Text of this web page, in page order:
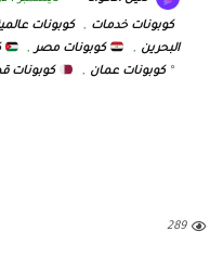
كوبونات خدمات , كوبونات
البحرين , كوبونات مصر ,
كوبونات عمان , كوبونات
289